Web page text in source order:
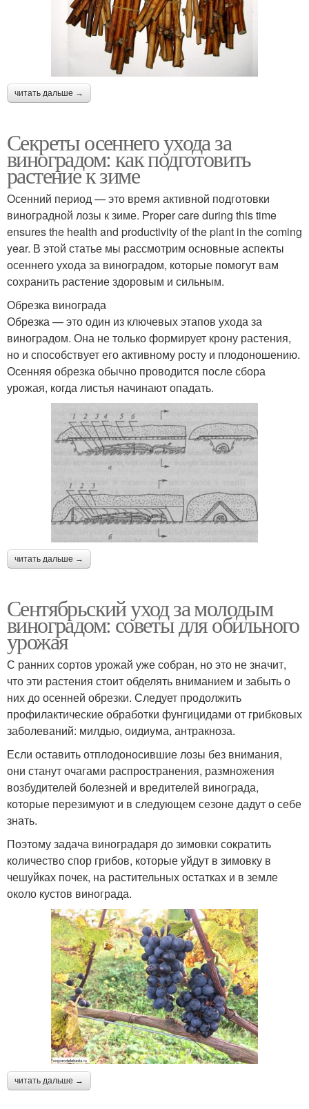
читать дальше →
Секреты осеннего ухода за
виноградом: как подготовить
растение к зиме
Осенний период — это время активной подготовки
виноградной лозы к зиме. Proper care during this time
ensures the health and productivity of the plant in the coming
year. В этой статье мы рассмотрим основные аспекты
осеннего ухода за виноградом, которые помогут вам
сохранить растение здоровым и сильным.
Обрезка винограда
Обрезка — это один из ключевых этапов ухода за
виноградом. Она не только формирует крону растения,
но и способствует его активному росту и плодоношению.
Осенняя обрезка обычно проводится после сбора
урожая, когда листья начинают опадать.
читать дальше →
Сентябрьский уход за молодым
виноградом: советы для обильного
урожая
С ранних сортов урожай уже собран, но это не значит,
что эти растения стоит обделять вниманием и забыть о
них до осенней обрезки. Следует продолжить
профилактические обработки фунгицидами от грибковых
заболеваний: милдью, оидиума, антракноза.
Если оставить отплодоносившие лозы без внимания,
они станут очагами распространения, размножения
возбудителей болезней и вредителей винограда,
которые перезимуют и в следующем сезоне дадут о себе
знать.
Поэтому задача виноградаря до зимовки сократить
количество спор грибов, которые уйдут в зимовку в
чешуйках почек, на растительных остатках и в земле
около кустов винограда.
читать дальше →